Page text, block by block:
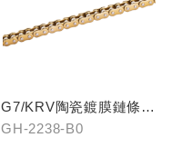
G7/KRV陶瓷鍍膜鏈條-
黃金
GH-2238-B0